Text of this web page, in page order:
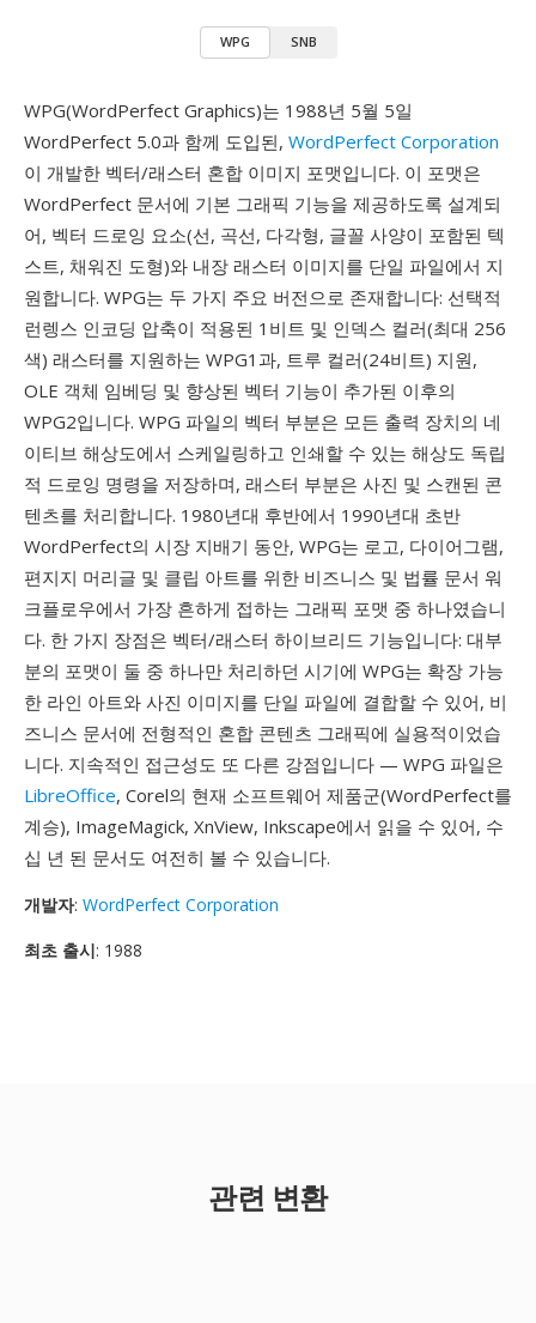
WPG SNB
WPG(WordPerfect Graphics)는 1988년 5월 5일
WordPerfect 5.0과 함께 도입된, WordPerfect Corporation
이 개발한 벡터/래스터 혼합 이미지 포맷입니다. 이 포맷은
WordPerfect 문서에 기본 그래픽 기능을 제공하도록 설계되
어, 벡터 드로잉 요소(선, 곡선, 다각형, 글꼴 사양이 포함된 텍
스트, 채워진 도형)와 내장 래스터 이미지를 단일 파일에서 지
원합니다. WPG는 두 가지 주요 버전으로 존재합니다: 선택적
런렝스 인코딩 압축이 적용된 1비트 및 인덱스 컬러(최대 256
색) 래스터를 지원하는 WPG1과, 트루 컬러(24비트) 지원,
OLE 객체 임베딩 및 향상된 벡터 기능이 추가된 이후의
WPG2입니다. WPG 파일의 벡터 부분은 모든 출력 장치의 네
이티브 해상도에서 스케일링하고 인쇄할 수 있는 해상도 독립
적 드로잉 명령을 저장하며, 래스터 부분은 사진 및 스캔된 콘
텐츠를 처리합니다. 1980년대 후반에서 1990년대 초반
WordPerfect의 시장 지배기 동안, WPG는 로고, 다이어그램,
편지지 머리글 및 클립 아트를 위한 비즈니스 및 법률 문서 워
크플로우에서 가장 흔하게 접하는 그래픽 포맷 중 하나였습니
다. 한 가지 장점은 벡터/래스터 하이브리드 기능입니다: 대부
분의 포맷이 둘 중 하나만 처리하던 시기에 WPG는 확장 가능
한 라인 아트와 사진 이미지를 단일 파일에 결합할 수 있어, 비
즈니스 문서에 전형적인 혼합 콘텐츠 그래픽에 실용적이었습
니다. 지속적인 접근성도 또 다른 강점입니다 — WPG 파일은
LibreOffice, Corel의 현재 소프트웨어 제품군(WordPerfect를
계승), ImageMagick, XnView, Inkscape에서 읽을 수 있어, 수
십 년 된 문서도 여전히 볼 수 있습니다.
개발자: WordPerfect Corporation
최초 출시: 1988
관련 변환